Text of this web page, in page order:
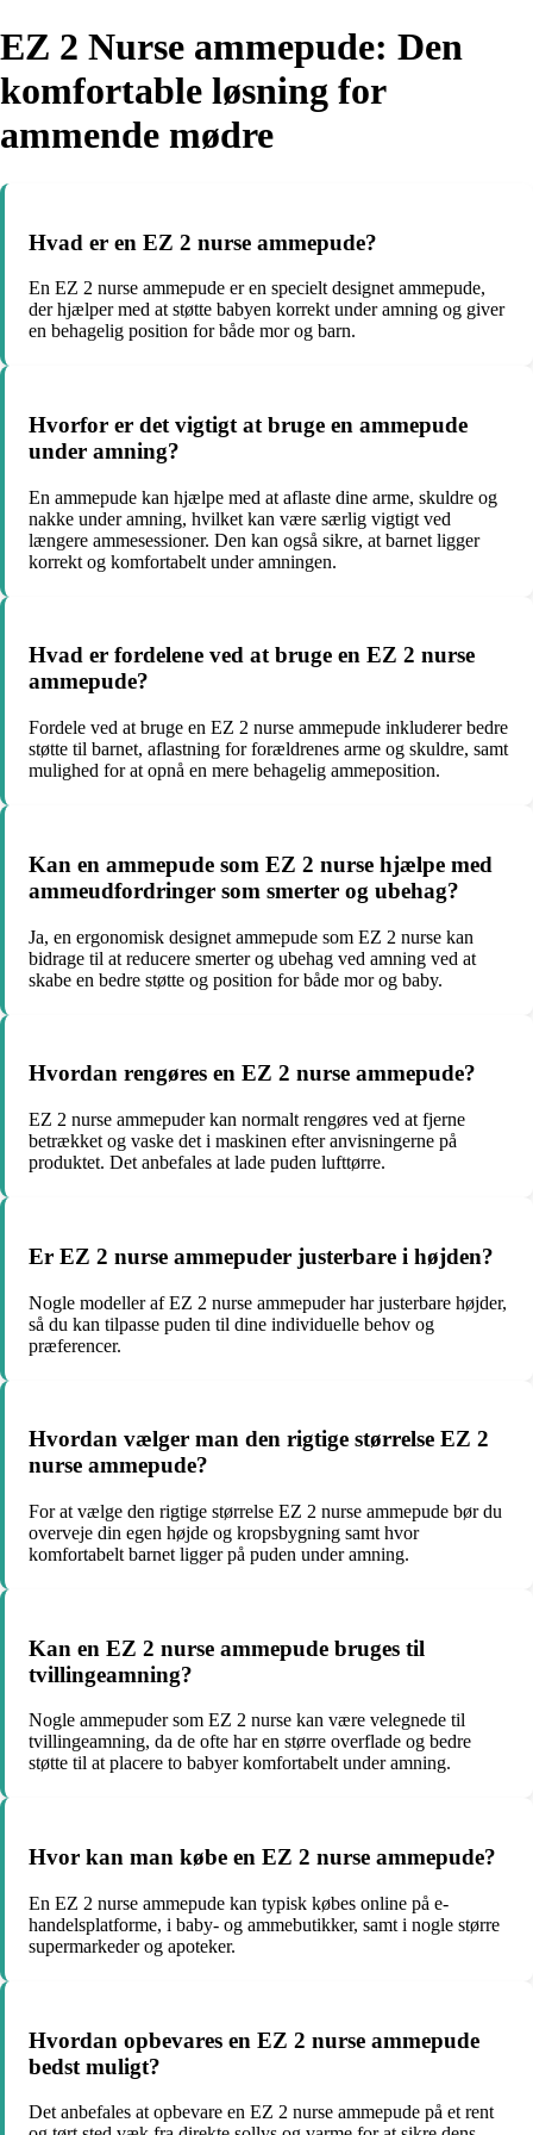
EZ 2 Nurse ammepude: Den
komfortable løsning for
ammende mødre
Hvad er en EZ 2 nurse ammepude?
En EZ 2 nurse ammepude er en specielt designet ammepude,
der hjælper med at støtte babyen korrekt under amning og giver
en behagelig position for både mor og barn.
Hvorfor er det vigtigt at bruge en ammepude
under amning?
En ammepude kan hjælpe med at aflaste dine arme, skuldre og
nakke under amning, hvilket kan være særlig vigtigt ved
længere ammesessioner. Den kan også sikre, at barnet ligger
korrekt og komfortabelt under amningen.
Hvad er fordelene ved at bruge en EZ 2 nurse
ammepude?
Fordele ved at bruge en EZ 2 nurse ammepude inkluderer bedre
støtte til barnet, aflastning for forældrenes arme og skuldre, samt
mulighed for at opnå en mere behagelig ammeposition.
Kan en ammepude som EZ 2 nurse hjælpe med
ammeudfordringer som smerter og ubehag?
Ja, en ergonomisk designet ammepude som EZ 2 nurse kan
bidrage til at reducere smerter og ubehag ved amning ved at
skabe en bedre støtte og position for både mor og baby.
Hvordan rengøres en EZ 2 nurse ammepude?
EZ 2 nurse ammepuder kan normalt rengøres ved at fjerne
betrækket og vaske det i maskinen efter anvisningerne på
produktet. Det anbefales at lade puden lufttørre.
Er EZ 2 nurse ammepuder justerbare i højden?
Nogle modeller af EZ 2 nurse ammepuder har justerbare højder,
så du kan tilpasse puden til dine individuelle behov og
præferencer.
Hvordan vælger man den rigtige størrelse EZ 2
nurse ammepude?
For at vælge den rigtige størrelse EZ 2 nurse ammepude bør du
overveje din egen højde og kropsbygning samt hvor
komfortabelt barnet ligger på puden under amning.
Kan en EZ 2 nurse ammepude bruges til
tvillingeamning?
Nogle ammepuder som EZ 2 nurse kan være velegnede til
tvillingeamning, da de ofte har en større overflade og bedre
støtte til at placere to babyer komfortabelt under amning.
Hvor kan man købe en EZ 2 nurse ammepude?
En EZ 2 nurse ammepude kan typisk købes online på e-
handelsplatforme, i baby- og ammebutikker, samt i nogle større
supermarkeder og apoteker.
Hvordan opbevares en EZ 2 nurse ammepude
bedst muligt?
Det anbefales at opbevare en EZ 2 nurse ammepude på et rent